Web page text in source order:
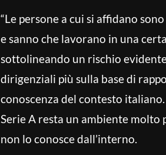
“Le persone a cui si affidano
e sanno che lavorano in una
sottolineando un rischio
dirigenziali più sulla base di
conoscenza del contesto
Serie A resta un ambiente
non lo conosce dall’interno.